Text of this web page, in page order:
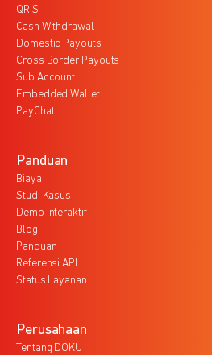
QRIS
Cash Withdrawal
Domestic Payouts
Cross Border Payouts
Sub Account
Embedded Wallet
PayChat
Panduan
Biaya
Studi Kasus
Demo Interaktif
Blog
Panduan
Referensi API
Status Layanan
Perusahaan
Tentang DOKU